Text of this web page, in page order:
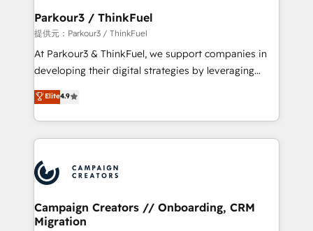
projet HubSpot avec DIGITALISIM : 🧽 Nettoyage,
migration et intégration des bases de données. 🚀
Développement des interfaces avec vos logiciels
métiers ⚙️ Configuration de la plateforme HubSpot
Book Process & Guidelines utilisateurs 🎓
Formations des utilisateurs
Parkour3 / ThinkFuel
提供元：Parkour3 / ThinkFuel
At Parkour3 & ThinkFuel, we support companies in
developing their digital strategies by leveraging
technologies and automating their marketing and
sales processes to generate growth. Our offer spans
from Strategy to Operations. We specialize in CRM
onboarding and implementation, web design, sales
extensive experience working with tech companies
and manufacturers since 2002, we are committed to
empowering our clients and developing their
autonomy. Get to grips with HubSpot through
Elite4.9
Campaign Creators // Onboarding, CRM
Migration